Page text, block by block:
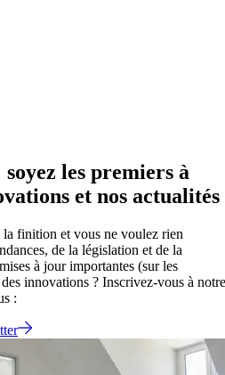
les premiers à
et nos actualités
la finition et vous ne voulez rien
de la législation et de la
à jour importantes (sur les
innovations ? Inscrivez-vous à notre
: